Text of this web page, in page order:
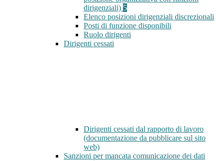
dirigenziali) 5
Elenco posizioni dirigenziali discrezionali
Posti di funzione disponibili
Ruolo dirigenti
Dirigenti cessati
Dirigenti cessati dal rapporto di lavoro
(documentazione da pubblicare sul sito
web)
Sanzioni per mancata comunicazione dei dati